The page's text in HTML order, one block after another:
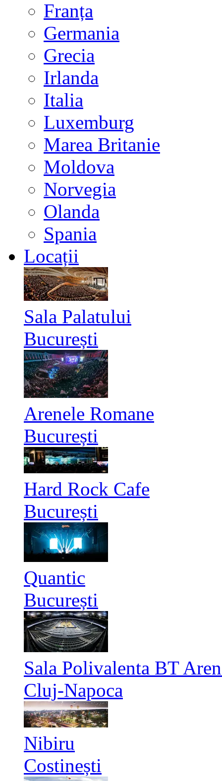
Franța
Germania
Grecia
Irlanda
Italia
Luxemburg
Marea Britanie
Moldova
Norvegia
Olanda
Spania
Locații
Sala Palatului
București
Arenele Romane
București
Hard Rock Cafe
București
Quantic
București
Sala Polivalenta BT
Cluj-Napoca
Nibiru
Costinești